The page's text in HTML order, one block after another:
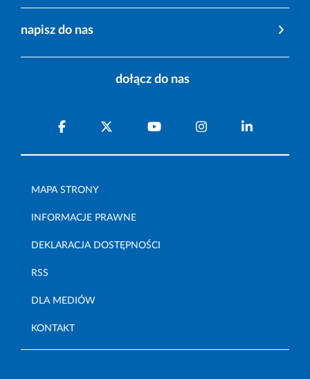
napisz do nas
dołącz do nas
MAPA STRONY
INFORMACJE PRAWNE
DEKLARACJA DOSTĘPNOŚCI
RSS
DLA MEDIÓW
KONTAKT